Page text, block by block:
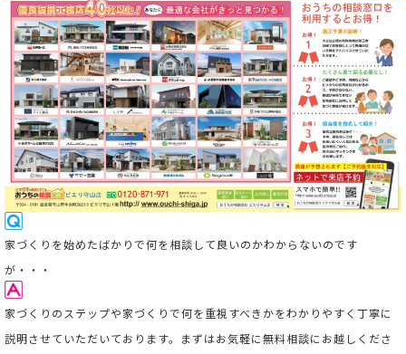
家づくりを始めたばかりで何を相談して良いのかわからないのです
が・・・
家づくりのステップや家づくりで何を重視すべきかをわかりやすく丁寧に
説明させていただいております。まずはお気軽に無料相談にお越しくださ